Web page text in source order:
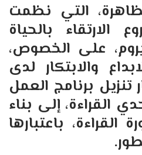
التي نظمت
بالحياة
على الخصوص،
والابتكار لدى
تنزيل برنامج العمل
القراءة، إلى بناء
باعتبارها